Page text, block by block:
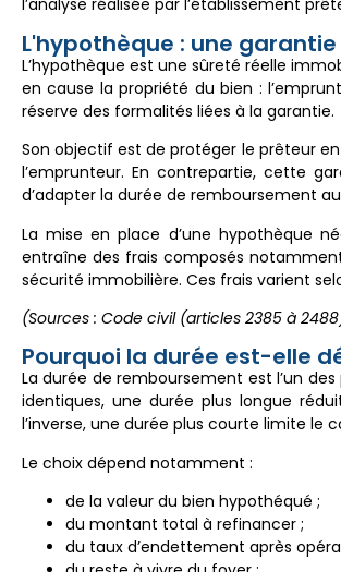
l’analyse réalisée par l’établissement
L'hypothèque : une
L’hypothèque est une sûreté réelle
en cause la propriété du bien :
réserve des formalités liées à la garantie.
Son objectif est de protéger le prêteur
l’emprunteur. En contrepartie, cette
d’adapter la durée de remboursement
La mise en place d’une hypothèque
entraîne des frais composés
sécurité immobilière. Ces frais varient
(Sources : Code civil (articles 2385 à
Pourquoi la durée est-elle
La durée de remboursement est l’un
identiques, une durée plus longue
l’inverse, une durée plus courte limite
Le choix dépend notamment :
de la valeur du bien hypothéqué ;
du montant total à refinancer ;
du taux d’endettement après